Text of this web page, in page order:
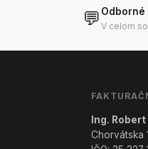
💬 V celom
Ing.
Chorvátska